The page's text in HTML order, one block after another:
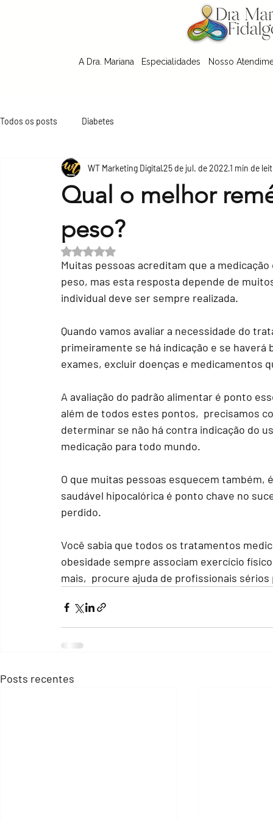
A Dra. Mariana Especialidades Nosso
Todos os posts Diabetes
Qual o melhor
peso?
WT Marketing Digital25 de jul. de 20221 min de
Avaliado com NaN de 5 estrelas.
Muitas pessoas acreditam que a
peso, mas esta resposta depende de
individual deve ser sempre realizada.
Quando vamos avaliar a necessidade do
primeiramente se há indicação e se
exames, excluir doenças e medicamentos
A avaliação do padrão alimentar é ponto
além de todos estes pontos,  precisamos
determinar se não há contra indicação do
medicação para todo mundo.
O que muitas pessoas esquecem também,
saudável hipocalórica é ponto chave no
perdido.
Você sabia que todos os tratamentos
obesidade sempre associam exercício
mais,  procure ajuda de profissionais
Posts recentes